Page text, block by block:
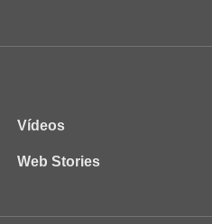
Vídeos
Web Stories